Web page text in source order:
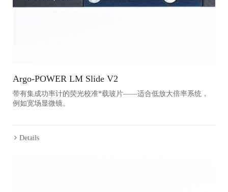
Argo-POWER LM Slide V2
带有集成功率计的荧光校准*载玻片——适合低放大倍率系统，
例如宽场显微镜。
Details